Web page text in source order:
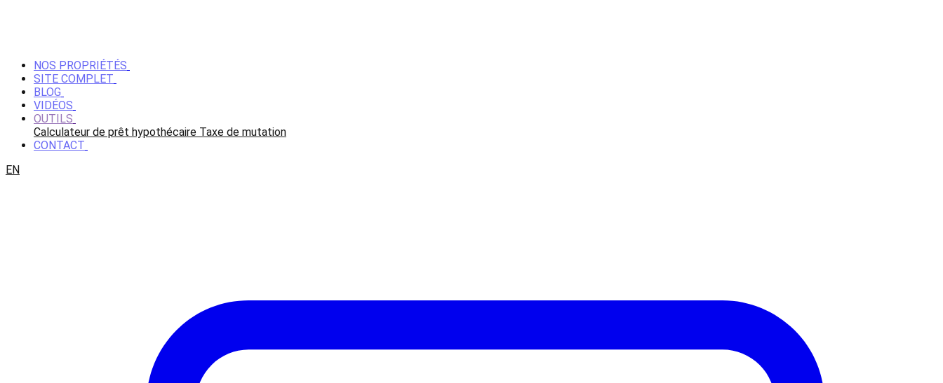
NOS PROPRIÉTÉS
SITE COMPLET
BLOG
VIDÉOS
OUTILS
Calculateur de prêt hypothécaire Taxe de mutation
CONTACT
EN